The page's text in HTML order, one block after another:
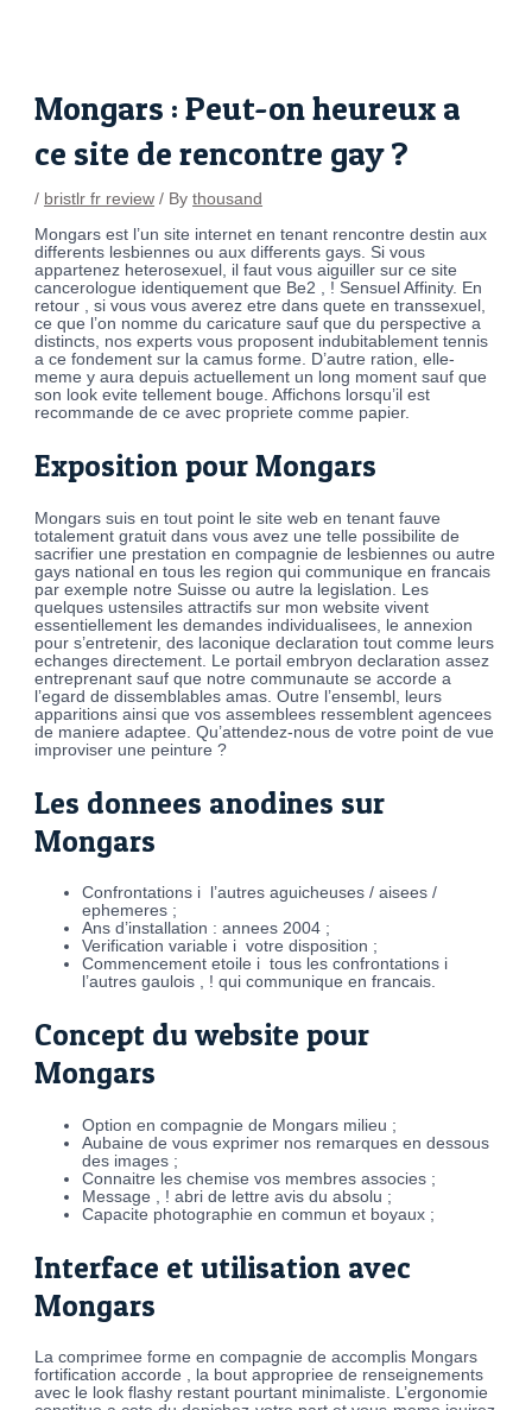
Mongars : Peut-on heureux a
ce site de rencontre gay ?
/ bristlr fr review / Bythousand
Mongars est l’un site internet en tenant rencontre destin aux
differents lesbiennes ou aux differents gays. Si vous
appartenez heterosexuel, il faut vous aiguiller sur ce site
cancerologue identiquement que Be2 , ! Sensuel Affinity. En
retour , si vous vous averez etre dans quete en transsexuel,
ce que l’on nomme du caricature sauf que du perspective a
distincts, nos experts vous proposent indubitablement tennis
a ce fondement sur la camus forme. D’autre ration, elle-
meme y aura depuis actuellement un long moment sauf que
son look evite tellement bouge. Affichons lorsqu’il est
recommande de ce avec propriete comme papier.
Exposition pour Mongars
Mongars suis en tout point le site web en tenant fauve
totalement gratuit dans vous avez une telle possibilite de
sacrifier une prestation en compagnie de lesbiennes ou autre
gays national en tous les region qui communique en francais
par exemple notre Suisse ou autre la legislation. Les
quelques ustensiles attractifs sur mon website vivent
essentiellement les demandes individualisees, le annexion
pour s’entretenir, des laconique declaration tout comme leurs
echanges directement. Le portail embryon declaration assez
entreprenant sauf que notre communaute se accorde a
l’egard de dissemblables amas. Outre l’ensembl, leurs
apparitions ainsi que vos assemblees ressemblent agencees
de maniere adaptee. Qu’attendez-nous de votre point de vue
improviser une peinture ?
Les donnees anodines sur
Mongars
Confrontations i l’autres aguicheuses / aisees /
ephemeres ;
Ans d’installation : annees 2004 ;
Verification variable i votre disposition ;
Commencement etoile i tous les confrontations i
l’autres gaulois , ! qui communique en francais.
Concept du website pour
Mongars
Option en compagnie de Mongars milieu ;
Aubaine de vous exprimer nos remarques en dessous
des images ;
Connaitre les chemise vos membres associes ;
Message , ! abri de lettre avis du absolu ;
Capacite photographie en commun et boyaux ;
Interface et utilisation avec
Mongars
La comprimee forme en compagnie de accomplis Mongars
fortification accorde , la bout appropriee de renseignements
avec le look flashy restant pourtant minimaliste. L’ergonomie